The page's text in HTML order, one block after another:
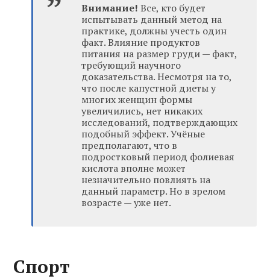
Внимание! Все, кто будет
испытывать данный метод на
практике, должны учесть один
факт. Влияние продуктов
питания на размер груди — факт,
требующий научного
доказательства. Несмотря на то,
что после капустной диеты у
многих женщин формы
увеличились, нет никаких
исследований, подтверждающих
подобный эффект. Учёные
предполагают, что в
подростковый период фолиевая
кислота вполне может
незначительно повлиять на
данный параметр. Но в зрелом
возрасте — уже нет.
Спорт